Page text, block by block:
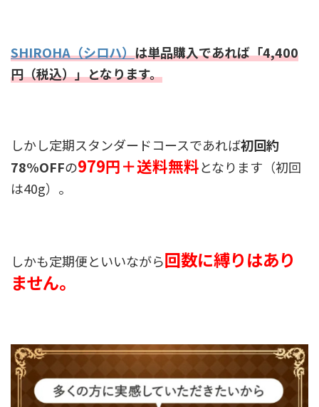
SHIROHA（シロハ）は単品購入であれば「4,400
円（税込）」となります。
しかし定期スタンダードコースであれば初回約
78%OFFの979円＋送料無料となります（初回
は40g）。
しかも定期便といいながら回数に縛りはあり
ません。